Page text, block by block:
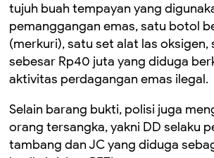
tujuh buah tempayan yang
pemanggangan emas, satu botol
(merkuri), satu set alat las oksigen,
sebesar Rp40 juta yang diduga
aktivitas perdagangan emas ilegal.
Selain barang bukti, polisi juga
orang tersangka, yakni DD selaku
tambang dan JC yang diduga